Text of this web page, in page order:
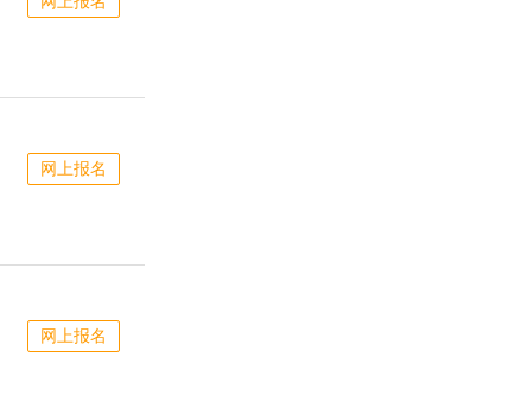
网上报名
网上报名